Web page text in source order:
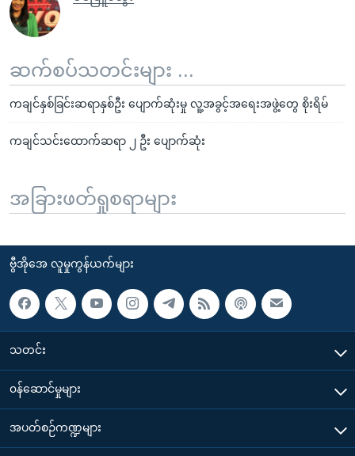
ဆက်စပ်သတင်းများ ...
ကချင်နှစ်ခြင်းဆရာနှစ်ဦး ပျောက်ဆုံးမှု လူ့အခွင့်အရေးအဖွဲ့တွေ စိုးရိမ်
ကချင်သင်းထောက်ဆရာ ၂ ဦး ပျောက်ဆုံး
အခြားဖတ်ရှုစရာများ
ဗွီအိုအေ လူမှုကွန်ယက်များ
သတင်း
၀န်ဆောင်မှုများ
အပတ်စဉ်ကဏ္ဍများ